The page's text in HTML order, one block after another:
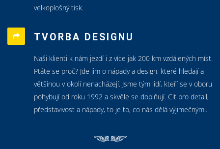
velkoplošný tisk.
TVORBA DESIGNU
Naši klienti k nám jezdí i z více jak 200 km vzdálených míst.
Ptáte se proč? Jde jim o nápady a design, které hledají a
většinou v okolí nenacházejí. Jsme tým lidí, kteří se v oboru
pohybují od roku 1992 a skvěle se doplňují. Cit pro detail,
představivost a nápady, to je to, co nás dělá výjimečnými.